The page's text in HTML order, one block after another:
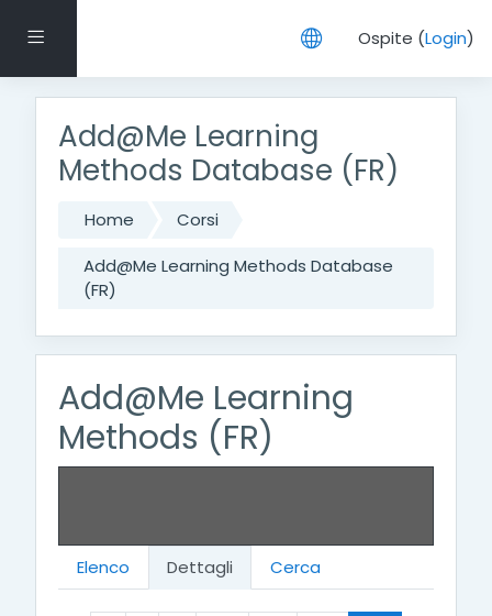
Pannello laterale Ospite (Login)
Add@Me Learning
Methods Database (FR)
Home
Corsi
Add@Me Learning Methods Database
(FR)
Add@Me Learning
Methods (FR)
Elenco Dettagli Cerca